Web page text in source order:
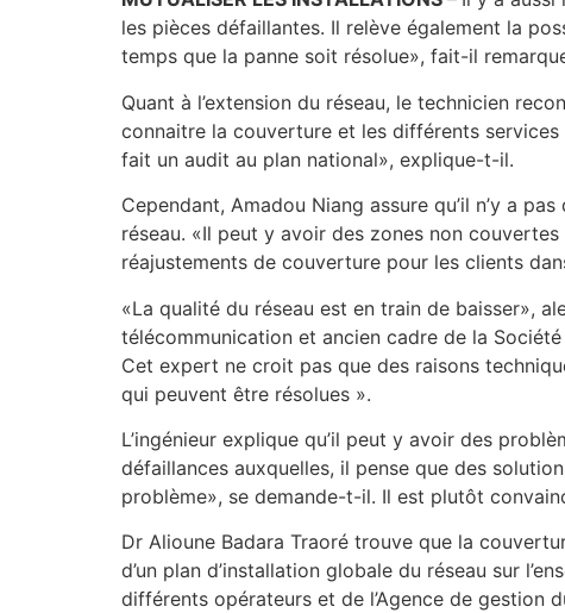
les pièces défaillantes. Il relève également la
temps que la panne soit résolue», fait-il
Quant à l’extension du réseau, le technicien
connaitre la couverture et les différents services
fait un audit au plan national», explique-t-il.
Cependant, Amadou Niang assure qu’il n’y a
réseau. «Il peut y avoir des zones non
réajustements de couverture pour les clients
«La qualité du réseau est en train de baisser»,
télécommunication et ancien cadre de la Société
Cet expert ne croit pas que des raisons
qui peuvent être résolues ».
L’ingénieur explique qu’il peut y avoir des
défaillances auxquelles, il pense que des
problème», se demande-t-il. Il est plutôt
Dr Alioune Badara Traoré trouve que la
d’un plan d’installation globale du réseau sur
différents opérateurs et de l’Agence de gestion